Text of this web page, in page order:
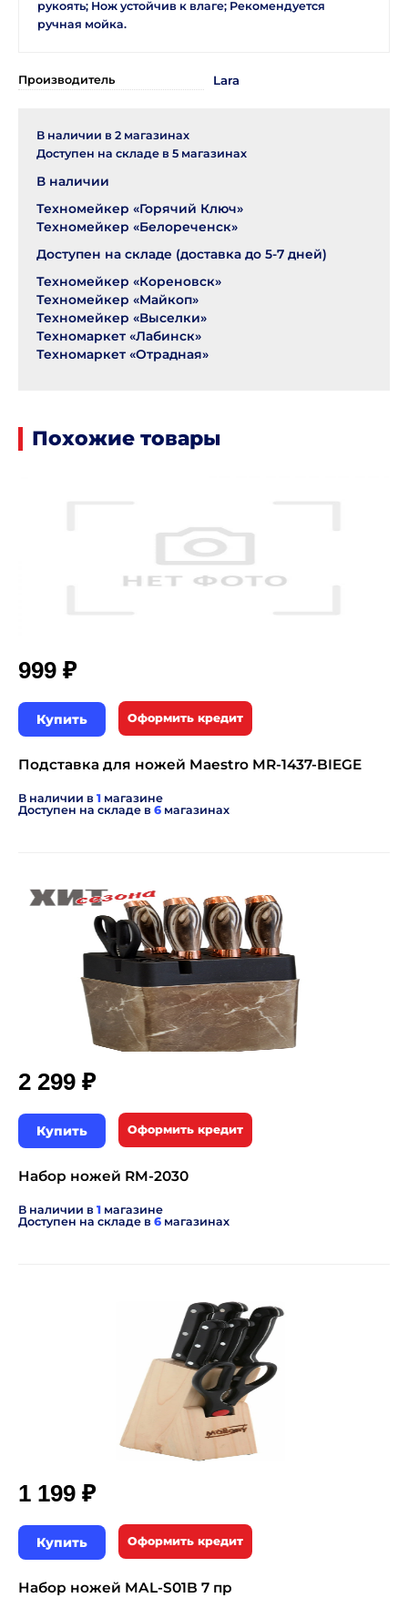
рукоять; Нож устойчив к влаге; Рекомендуется
ручная мойка.
Производитель Lara
В наличии в 2 магазинах
Доступен на складе в 5 магазинах
В наличии
Техномейкер «Горячий Ключ»
Техномейкер «Белореченск»
Доступен на складе (доставка до 5-7 дней)
Техномейкер «Кореновск»
Техномейкер «Майкоп»
Техномейкер «Выселки»
Техномаркет «Лабинск»
Техномаркет «Отрадная»
Похожие товары
999 ₽
Купить Оформить кредит
Подставка для ножей Maestro MR-1437-BIEGE
В наличии в 1 магазине
Доступен на складе в 6 магазинах
2 299 ₽
Купить Оформить кредит
Набор ножей RM-2030
В наличии в 1 магазине
Доступен на складе в 6 магазинах
1 199 ₽
Купить Оформить кредит
Набор ножей MAL-S01B 7 пр